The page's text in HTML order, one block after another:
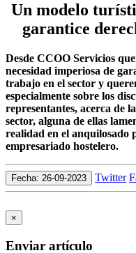
Un modelo
garantice
Desde CCOO Servicios
necesidad imperiosa de
trabajo en el sector y
especialmente sobre los
representantes, acerca de
sector, alguna de ellas
realidad en el anquilosado
empresariado hostelero.
Fecha: 26-09-2023 Twitter
×
Enviar artículo